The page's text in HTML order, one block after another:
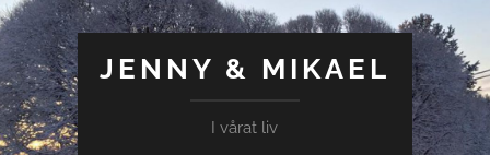
JENNY & MIKAEL
I vårat liv